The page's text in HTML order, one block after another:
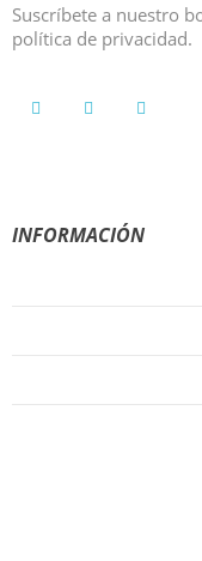
Suscríbete a nuestro
política de privacidad.
INFORMACIÓN